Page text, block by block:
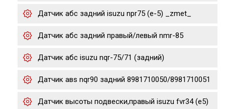
Датчик абс задний isuzu npr75 (е-5) _zmet_
Датчик абс задний правый/левый nmr-85
Датчик абс isuzu nqr-75/71 (задний)
Датчик авs nqr90 задний 8981710050/8981710051
Датчик высоты подвески,правый isuzu fvr34 (e5)